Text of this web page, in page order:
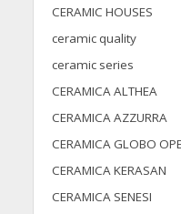
CERAMIC HOUSES
ceramic quality
ceramic series
CERAMICA ALTHEA
CERAMICA AZZURRA
CERAMICA GLOBO
CERAMICA KERASAN
CERAMICA SENESI